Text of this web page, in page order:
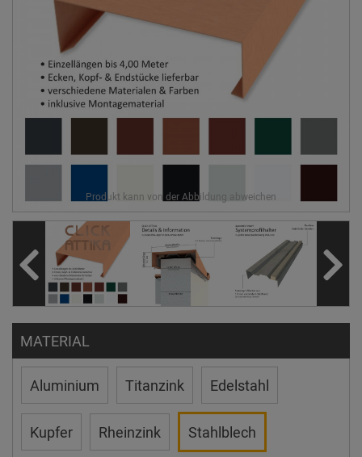
MATERIAL
Aluminium Titanzink Edelstahl
Kupfer Rheinzink Stahlblech